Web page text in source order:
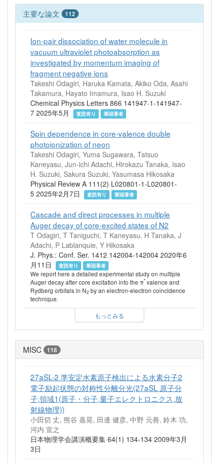
主要な論文 112
Ion-pair dissociation of water molecule in
vacuum ultraviolet photoabsorption as
investigated by momentum imaging of
fragment negative ions
Takeshi Odagiri, Haruka Kamata, Akiko Oda, Asahi
Takamura, Hayato Imamura, Isao H. Suzuki
Chemical Physics Letters 866 141947-1-141947-
7 2025年5月
査読有り 筆頭著者
Spin dependence in core-valence double
photoionization of neon
Takeshi Odagiri, Yuma Sugawara, Tatsuo
Kaneyasu, Jun-ichi Adachi, Hirokazu Tanaka, Isao
H. Suzuki, Sakura Suzuki, Yasumasa Hikosaka
Physical Review A 111(2) L020801-1-L020801-
5 2025年2月7日
査読有り 筆頭著者
Cascade and direct processes in multiple
Auger decay of core-excited states of N2
T Odagiri, T Taniguchi, T Kaneyasu, H Tanaka, J
Adachi, P Lablanquie, Y Hikosaka
J. Phys.: Conf. Ser. 1412 142004-142004 2020年6
月11日
査読有り 筆頭著者
We report here a detailed experimental study on multiple
Auger decay after core excitation into the π* valence and
Rydberg orbitals in N2 by an electron-electron coincidence
technique.
もっとみる
MISC 116
27aSL-2 準安定水素原子検出による水素分子2
電子励起状態の対称性分離分光(27aSL 原子分
子,領域1(原子・分子,量子エレクトロニクス,放
射線物理))
小田切 丈, 熊谷 嘉晃, 田邊 健彦, 中野 元善, 鈴木 功,
河内 宣之
日本物理学会講演概要集 64(1) 134-134 2009年3月
3日